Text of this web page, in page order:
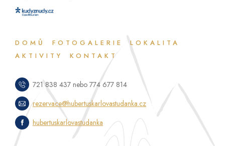
DOMŮ FOTOGALERIE
LOKALITA
AKTIVITY
KONTAKT
721 838 437 nebo 774 677 814
rezervace@hubertuskarlovastudanka.cz
hubertuskarlovastudanka